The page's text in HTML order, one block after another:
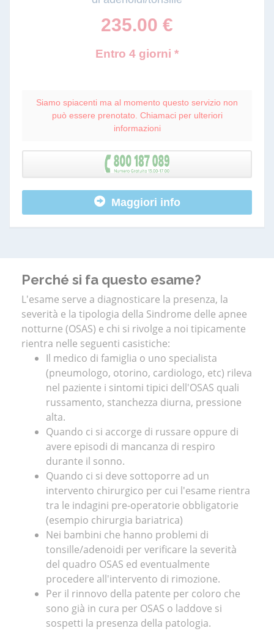
235.00 €
Entro 4 giorni *
Siamo spiacenti ma al momento questo servizio non
può essere prenotato. Chiamaci per ulteriori
informazioni
Maggiori info
Perché si fa questo esame?
L'esame serve a diagnosticare la presenza, la
severità e la tipologia della Sindrome delle apnee
notturne (OSAS) e chi si rivolge a noi tipicamente
rientra nelle seguenti casistiche:
Il medico di famiglia o uno specialista
(pneumologo, otorino, cardiologo, etc) rileva
nel paziente i sintomi tipici dell'OSAS quali
russamento, stanchezza diurna, pressione
alta.
Quando ci si accorge di russare oppure di
avere episodi di mancanza di respiro
durante il sonno.
Quando ci si deve sottoporre ad un
intervento chirurgico per cui l'esame rientra
tra le indagini pre-operatorie obbligatorie
(esempio chirurgia bariatrica)
Nei bambini che hanno problemi di
tonsille/adenoidi per verificare la severità
del quadro OSAS ed eventualmente
procedere all'intervento di rimozione.
Per il rinnovo della patente per coloro che
sono già in cura per OSAS o laddove si
sospetti la presenza della patologia.